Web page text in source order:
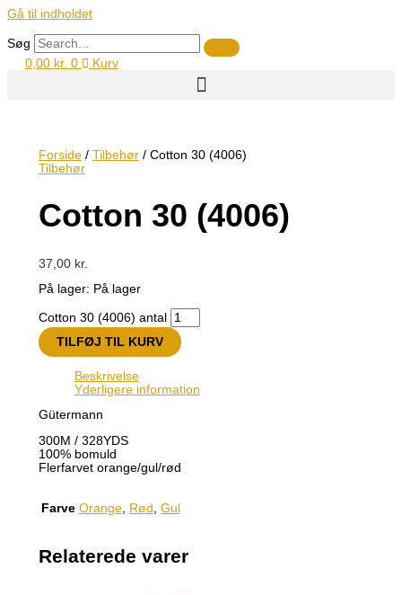
Gå til indholdet
Søg
0,00 kr. 0 Kurv
Forside/ Tilbehør/ Cotton 30 (4006)
Tilbehør
Cotton 30 (4006)
37,00 kr.
På lager: På lager
Cotton 30 (4006) antal
TILFØJ TIL KURV
Beskrivelse
Yderligere information
Gütermann
300M / 328YDS
100% bomuld
Flerfarvet orange/gul/rød
Farve Orange, Rød , Gul
Relaterede varer